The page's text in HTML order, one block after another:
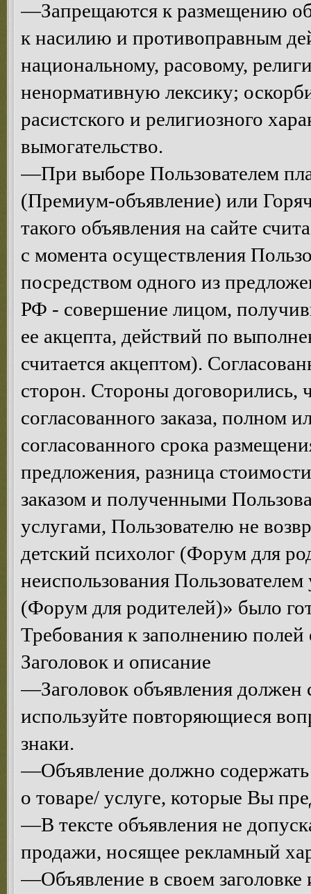
—Запрещаются к размещению
к насилию и противоправным
национальному, расовому,
ненормативную лексику;
расистского и религиозного
вымогательство.
—При выборе Пользователем
(Премиум-объявление) или
такого объявления на сайте
с момента осуществления
посредством одного из
РФ - совершение лицом,
ее акцепта, действий по
считается акцептом).
сторон. Стороны договорились,
согласованного заказа, полном
согласованного срока
предложения, разница
заказом и полученными
услугами, Пользователю не
детский психолог (Форум для
неиспользования
(Форум для родителей)» было
Требования к заполнению полей
Заголовок и описание
—Заголовок объявления должен
используйте повторяющиеся
знаки.
—Объявление должно
о товаре/ услуге, которые Вы
—В тексте объявления не
продажи, носящее рекламный
—Объявление в своем заголовке